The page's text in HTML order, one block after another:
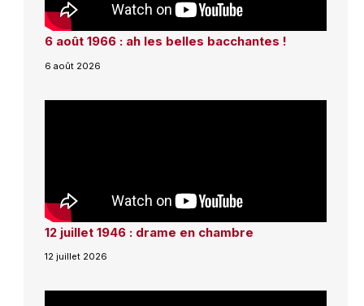
6 août 1966 : ah les belles bacchantes !
6 août 2026
12 juillet 1946 : drame en chambre
12 juillet 2026